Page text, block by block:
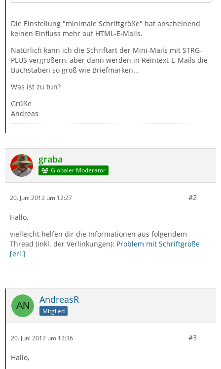
Die Einstellung "minimale Schriftgröße" hat anscheinend
keinen Einfluss mehr auf HTML-E-Mails.
Natürlich kann ich die Schriftart der Mini-Mails mit STRG-
PLUS vergrößern, aber dann werden in Reintext-E-Mails die
Buchstaben so groß wie Briefmarken...
Was ist zu tun?
Grüße
Andreas
graba
Globaler Moderator
20. Juni 2012 um 12:27 #2
Hallo,
vielleicht helfen dir die Informationen aus folgendem
Thread (inkl. der Verlinkungen): Problem mit Schriftgröße
[erl.]
AndreasR
Mitglied
20. Juni 2012 um 12:36 #3
Hallo,